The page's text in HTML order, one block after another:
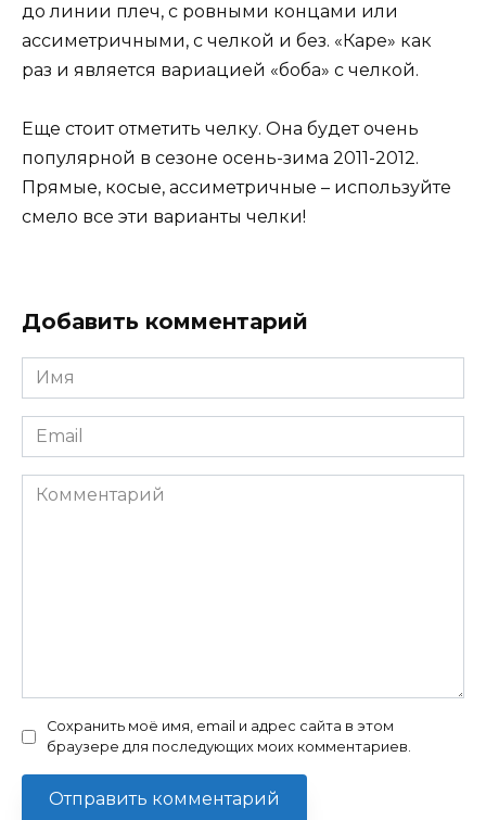
до линии плеч, с ровными концами или
ассиметричными, с челкой и без. «Каре» как
раз и является вариацией «боба» с челкой.
Еще стоит отметить челку. Она будет очень
популярной в сезоне осень-зима 2011-2012.
Прямые, косые, ассиметричные – используйте
смело все эти варианты челки!
Добавить комментарий
Имя
*
Email
*
Комментарий
Сохранить моё имя, email и адрес сайта в этом
браузере для последующих моих комментариев.